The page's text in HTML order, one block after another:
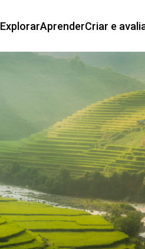
Navegação
ExplorarAprenderCriar e